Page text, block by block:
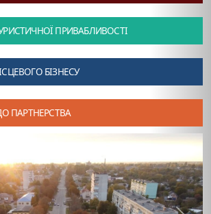
ПРИВАБЛИВОСТІ
БІЗНЕСУ
ПАРТНЕРСТВА